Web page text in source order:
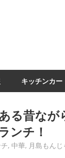
キッチンカー
る昔なが
ンチ！
, 中華, 月島もん